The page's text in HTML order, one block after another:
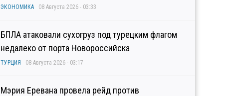
ЭКОНОМИКА 08 Августа 2026 - 03:33
БПЛА атаковали сухогруз под турецким флагом
недалеко от порта Новороссийска
ТУРЦИЯ 08 Августа 2026 - 03:17
Мэрия Еревана провела рейд против